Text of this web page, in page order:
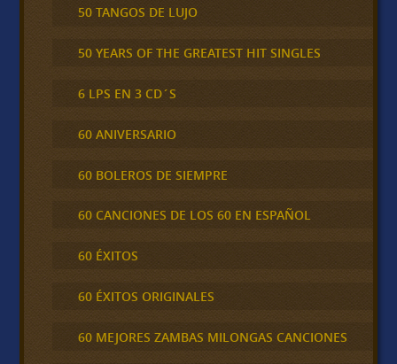
50 TANGOS DE LUJO
50 YEARS OF THE GREATEST HIT SINGLES
6 LPS EN 3 CD´S
60 ANIVERSARIO
60 BOLEROS DE SIEMPRE
60 CANCIONES DE LOS 60 EN ESPAÑOL
60 ÉXITOS
60 ÉXITOS ORIGINALES
60 MEJORES ZAMBAS MILONGAS CANCIONES